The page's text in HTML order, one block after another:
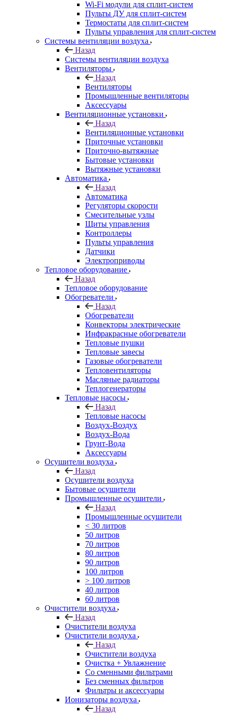
Wi-Fi модули для сплит-систем
Пульты ДУ для сплит-систем
Термостаты для сплит-систем
Пульты управления для сплит-систем
Системы вентиляции воздуха
Назад
Системы вентиляции воздуха
Вентиляторы
Назад
Вентиляторы
Промышленные вентиляторы
Аксессуары
Вентиляционные установки
Назад
Вентиляционные установки
Приточные установки
Приточно-вытяжные
Бытовые установки
Вытяжные установки
Автоматика
Назад
Автоматика
Регуляторы скорости
Смесительные узлы
Щиты управления
Контроллеры
Пульты управления
Датчики
Электроприводы
Тепловое оборудование
Назад
Тепловое оборудование
Обогреватели
Назад
Обогреватели
Конвекторы электрические
Инфракрасные обогреватели
Тепловые пушки
Тепловые завесы
Газовые обогреватели
Тепловентиляторы
Масляные радиаторы
Теплогенераторы
Тепловые насосы
Назад
Тепловые насосы
Воздух-Воздух
Воздух-Вода
Грунт-Вода
Аксессуары
Осушители воздуха
Назад
Осушители воздуха
Бытовые осушители
Промышленные осушители
Назад
Промышленные осушители
< 30 литров
50 литров
70 литров
80 литров
90 литров
100 литров
> 100 литров
40 литров
60 литров
Очистители воздуха
Назад
Очистители воздуха
Очистители воздуха
Назад
Очистители воздуха
Очистка + Увлажнение
Cо сменными фильтрами
Без сменных фильтров
Фильтры и аксессуары
Ионизаторы воздуха
Назад